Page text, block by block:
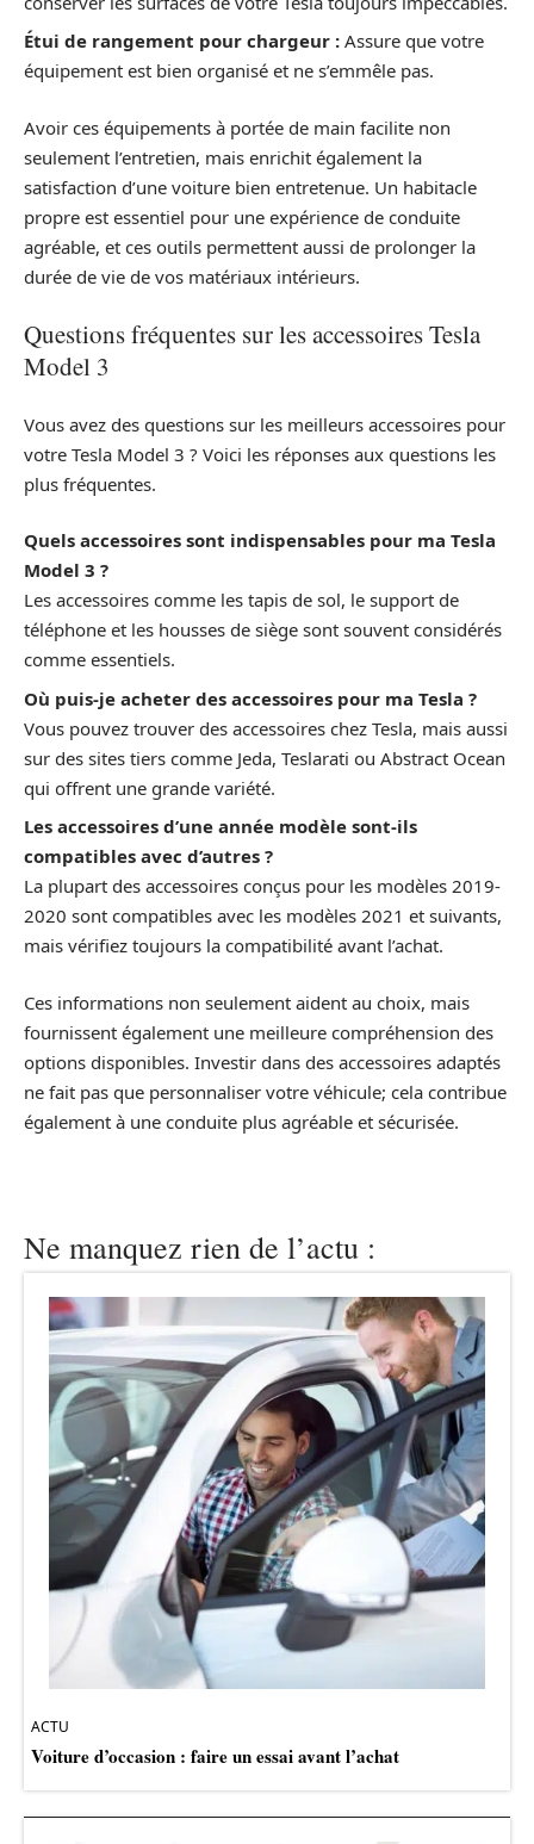
Étui de rangement pour chargeur : Assure que votre
équipement est bien organisé et ne s’emmêle pas.
Avoir ces équipements à portée de main facilite non
seulement l’entretien, mais enrichit également la
satisfaction d’une voiture bien entretenue. Un habitacle
propre est essentiel pour une expérience de conduite
agréable, et ces outils permettent aussi de prolonger la
durée de vie de vos matériaux intérieurs.
Questions fréquentes sur les accessoires Tesla
Model 3
Vous avez des questions sur les meilleurs accessoires pour
votre Tesla Model 3 ? Voici les réponses aux questions les
plus fréquentes.
Quels accessoires sont indispensables pour ma Tesla
Model 3 ?
Les accessoires comme les tapis de sol, le support de
téléphone et les housses de siège sont souvent considérés
comme essentiels.
Où puis-je acheter des accessoires pour ma Tesla ?
Vous pouvez trouver des accessoires chez Tesla, mais aussi
sur des sites tiers comme Jeda, Teslarati ou Abstract Ocean
qui offrent une grande variété.
Les accessoires d’une année modèle sont-ils
compatibles avec d’autres ?
La plupart des accessoires conçus pour les modèles 2019-
2020 sont compatibles avec les modèles 2021 et suivants,
mais vérifiez toujours la compatibilité avant l’achat.
Ces informations non seulement aident au choix, mais
fournissent également une meilleure compréhension des
options disponibles. Investir dans des accessoires adaptés
ne fait pas que personnaliser votre véhicule; cela contribue
également à une conduite plus agréable et sécurisée.
Ne manquez rien de l’actu :
ACTU
Voiture d’occasion : faire un essai avant l’achat